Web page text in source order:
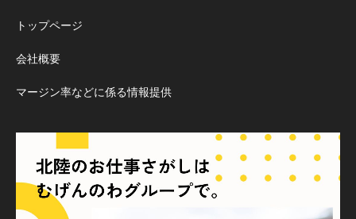
トップページ
会社概要
マージン率などに係る情報提供